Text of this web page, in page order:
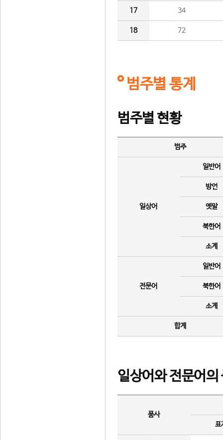
17 34
18 72
범주별 통계
범주별 현황
범주
일상어
일반어
방언
옛말
북한어
소계
전문어
일반어
북한어
소계
합계
일상어와 전문어의
품사
표